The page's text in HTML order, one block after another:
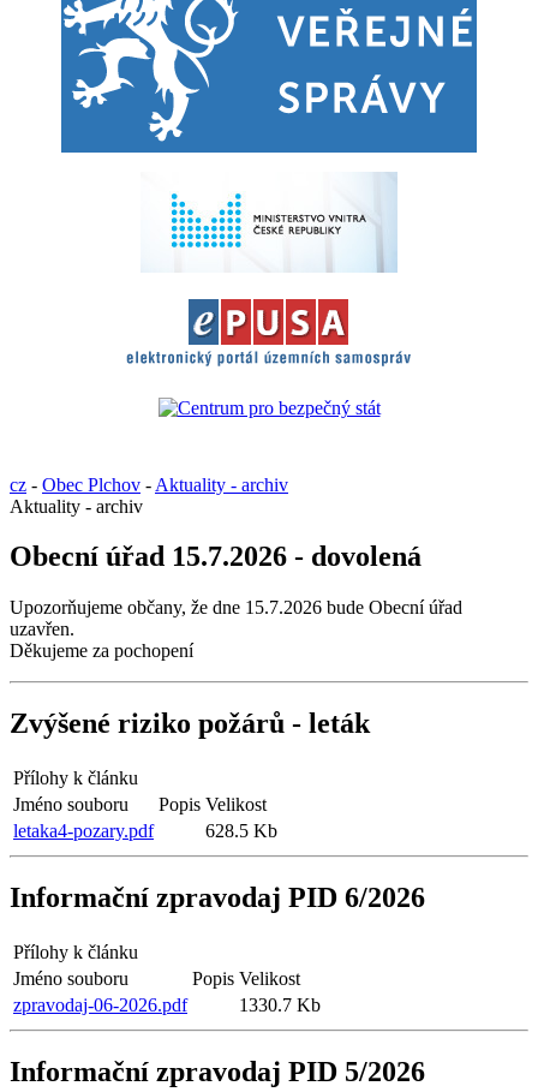
cz - Obec Plchov - Aktuality - archiv
Aktuality - archiv
Obecní úřad 15.7.2026 - dovolená
Upozorňujeme občany, že dne 15.7.2026 bude Obecní úřad
uzavřen.
Děkujeme za pochopení
Zvýšené riziko požárů - leták
Přílohy k článku
Jméno souboru
Popis Velikost
letaka4-pozary.pdf
628.5 Kb
Informační zpravodaj PID 6/2026
Přílohy k článku
Jméno souboru
Popis Velikost
zpravodaj-06-2026.pdf
1330.7 Kb
Informační zpravodaj PID 5/2026